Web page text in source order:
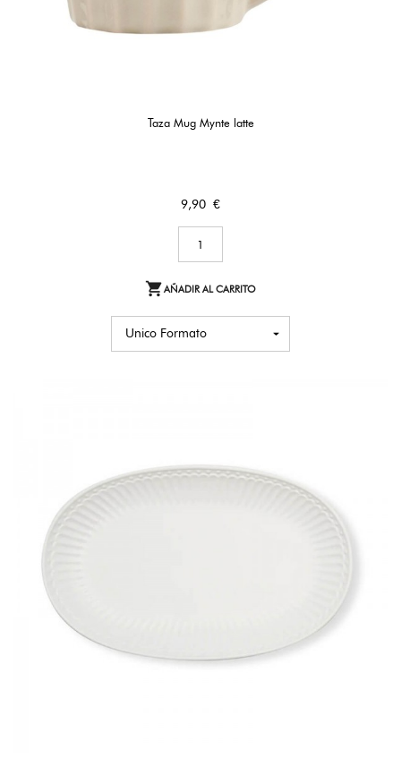
Taza Mug Mynte latte
Precio
9,90 €
AÑADIR AL CARRITO